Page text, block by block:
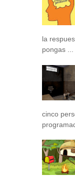
la
pongas ...
cinco